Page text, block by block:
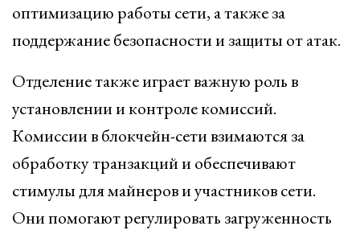
оптимизацию работы сети, а также за
поддержание безопасности и защиты от атак.
Отделение также играет важную роль в
установлении и контроле комиссий.
Комиссии в блокчейн-сети взимаются за
обработку транзакций и обеспечивают
стимулы для майнеров и участников сети.
Они помогают регулировать загруженность